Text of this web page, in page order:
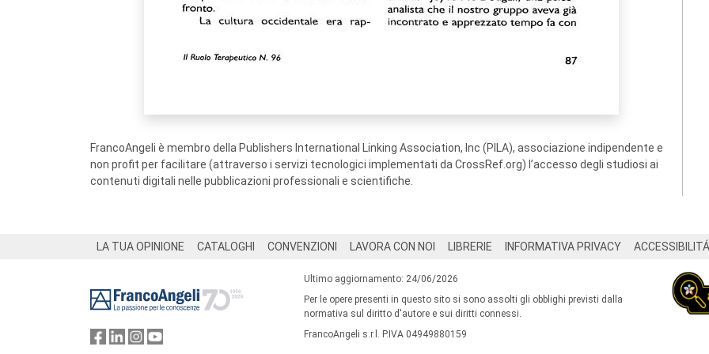
FrancoAngeli è membro della Publishers International Linking Association, Inc (PILA), associazione indipendente e
non profit per facilitare (attraverso i servizi tecnologici implementati da CrossRef.org) l’accesso degli studiosi ai
contenuti digitali nelle pubblicazioni professionali e scientifiche.
LA TUA OPINIONE CATALOGHI CONVENZIONI LAVORA CON NOI LIBRERIE INFORMATIVA PRIVACY ACCESSIBILITÁ
Ultimo aggiornamento: 24/06/2026
Per le opere presenti in questo sito si sono assolti gli obblighi previsti dalla
normativa sul diritto d'autore e sui diritti connessi.
FrancoAngeli s.r.l. P.IVA 04949880159